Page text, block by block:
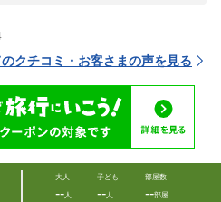
クチコミ・お客さまの声を見る
大人
--人
子ども
--人
部屋数
--部屋